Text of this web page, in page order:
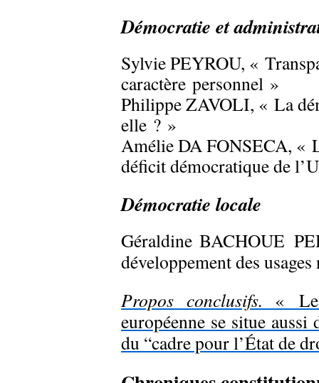
Démocratie et
Sylvie PEYROU, «
caractère personnel »
Philippe ZAVOLI, « La
elle ? »
Amélie DA FONSECA, «
déficit démocratique de
Démocratie locale
Géraldine BACHOUE
développement des
Propos conclusifs. « Le
européenne se situe
du “cadre pour l’État de